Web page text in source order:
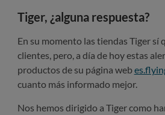
Tiger, ¿alguna respuesta?
En su momento las tiendas Tiger sí
clientes, pero, a día de hoy estas
productos de su página web
cuanto más informado mejor.
Nos hemos dirigido a Tiger como